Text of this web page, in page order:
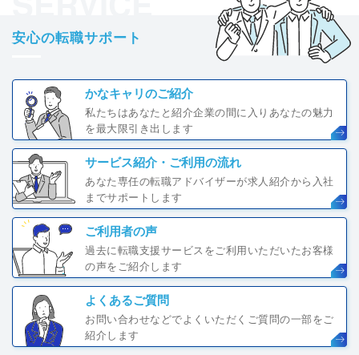
安心の転職サポート
かなキャリのご紹介
私たちはあなたと紹介企業の間に入りあなたの魅力
を最大限引き出します
サービス紹介・ご利用の流れ
あなた専任の転職アドバイザーが求人紹介から入社
までサポートします
ご利用者の声
過去に転職支援サービスをご利用いただいたお客様
の声をご紹介します
よくあるご質問
お問い合わせなどでよくいただくご質問の一部をご
紹介します